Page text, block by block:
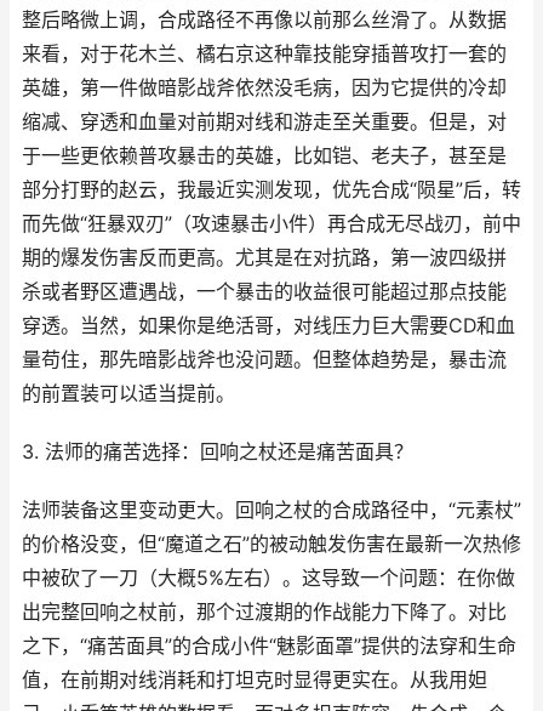
整后略微上调，合成路径不再像以前那么丝滑了。从数据
来看，对于花木兰、橘右京这种靠技能穿插普攻打一套的
英雄，第一件做暗影战斧依然没毛病，因为它提供的冷却
缩减、穿透和血量对前期对线和游走至关重要。但是，对
于一些更依赖普攻暴击的英雄，比如铠、老夫子，甚至是
部分打野的赵云，我最近实测发现，优先合成“陨星”后，转
而先做“狂暴双刃”（攻速暴击小件）再合成无尽战刃，前中
期的爆发伤害反而更高。尤其是在对抗路，第一波四级拼
杀或者野区遭遇战，一个暴击的收益很可能超过那点技能
穿透。当然，如果你是绝活哥，对线压力巨大需要CD和血
量苟住，那先暗影战斧也没问题。但整体趋势是，暴击流
的前置装可以适当提前。
3. 法师的痛苦选择：回响之杖还是痛苦面具？
法师装备这里变动更大。回响之杖的合成路径中，“元素杖”
的价格没变，但“魔道之石”的被动触发伤害在最新一次热修
中被砍了一刀（大概5%左右）。这导致一个问题：在你做
出完整回响之杖前，那个过渡期的作战能力下降了。对比
之下，“痛苦面具”的合成小件“魅影面罩”提供的法穿和生命
值，在前期对线消耗和打坦克时显得更实在。从我用妲